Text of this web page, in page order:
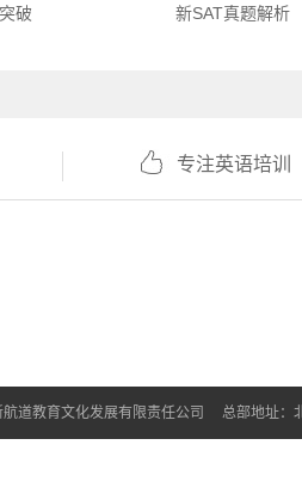
SAT写作官方题库与范文
专注英语培训
道教育文化发展有限责任公司 总部地址：